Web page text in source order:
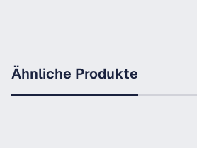
Ähnliche Produkte